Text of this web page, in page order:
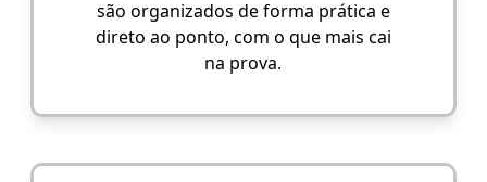
são organizados de forma prática e
direto ao ponto, com o que mais cai
na prova.